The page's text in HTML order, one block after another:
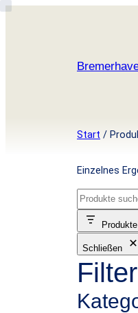
Zum
Start /
Einzelnes
S
u
c
h
e
n
Schließen
Filter